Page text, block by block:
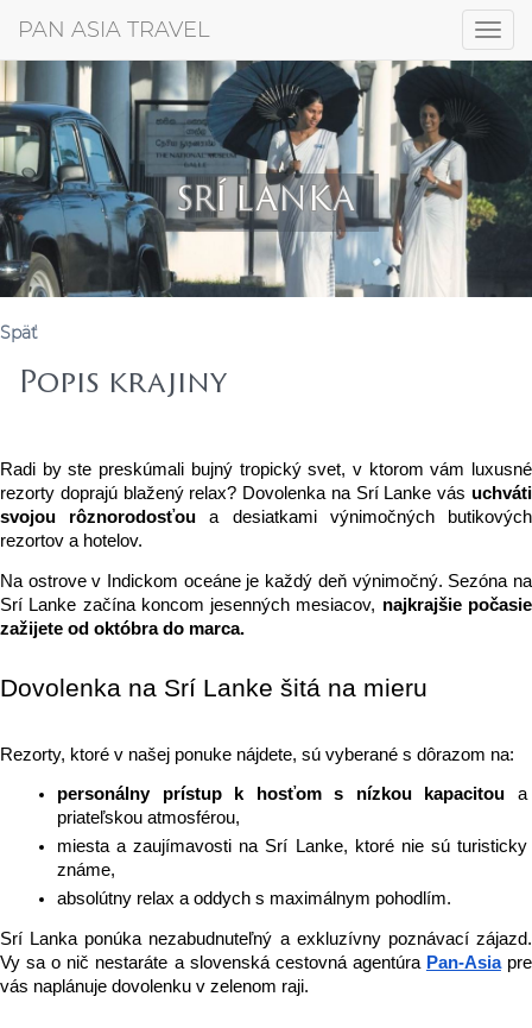
PAN ASIA TRAVEL
+421 917 372 256
SRÍ LANKA
Späť
Popis krajiny
Radi by ste preskúmali bujný tropický svet, v ktorom vám luxusné
rezorty doprajú blažený relax? Dovolenka na Srí Lanke vás uchváti
svojou rôznorodosťou a desiatkami výnimočných butikových
rezortov a hotelov.
Na ostrove v Indickom oceáne je každý deň výnimočný. Sezóna na
Srí Lanke začína koncom jesenných mesiacov, najkrajšie počasie
zažijete od októbra do marca.
Dovolenka na Srí Lanke šitá na mieru
Rezorty, ktoré v našej ponuke nájdete, sú vyberané s dôrazom na:
personálny prístup k hosťom s nízkou kapacitou a
priateľskou atmosférou,
miesta a zaujímavosti na Srí Lanke, ktoré nie sú turisticky
známe,
absolútny relax a oddych s maximálnym pohodlím.
Srí Lanka ponúka nezabudnuteľný a exkluzívny poznávací zájazd.
Vy sa o nič nestaráte a slovenská cestovná agentúra Pan-Asia pre
vás naplánuje dovolenku v zelenom raji.